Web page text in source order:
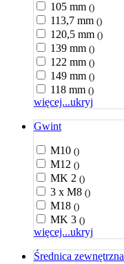
105 mm ()
113,7 mm ()
120,5 mm ()
139 mm ()
122 mm ()
149 mm ()
118 mm ()
więcej...ukryj
Gwint
M10 ()
M12 ()
MK 2 ()
3 x M8 ()
M18 ()
MK 3 ()
więcej...ukryj
Średnica zewnętrzna